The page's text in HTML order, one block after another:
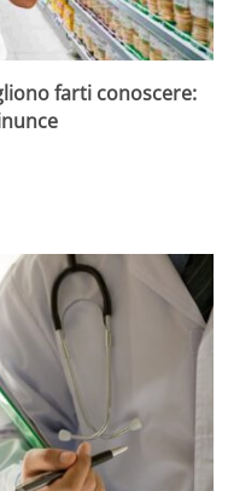
farti conoscere: